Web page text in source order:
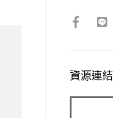
資源連結